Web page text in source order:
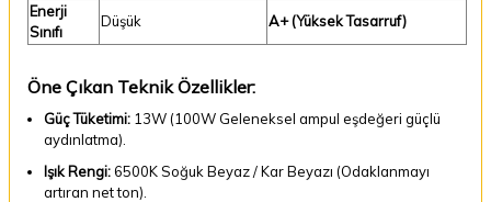
Enerji
Sınıfı
Düşük A+ (Yüksek Tasarruf)
Öne Çıkan Teknik Özellikler:
Güç Tüketimi: 13W (100W Geleneksel ampul eşdeğeri güçlü
aydınlatma).
Işık Rengi: 6500K Soğuk Beyaz / Kar Beyazı (Odaklanmayı
artıran net ton).